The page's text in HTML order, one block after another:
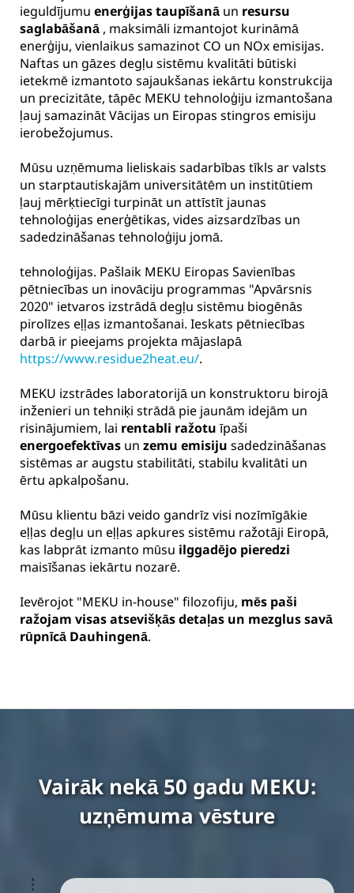
ieguldījumu enerģijas taupīšanā un resursu
saglabāšanā , maksimāli izmantojot kurināmā
enerģiju, vienlaikus samazinot CO un NOx emisijas.
Naftas un gāzes degļu sistēmu kvalitāti būtiski
ietekmē izmantoto sajaukšanas iekārtu konstrukcija
un precizitāte, tāpēc MEKU tehnoloģiju izmantošana
ļauj samazināt Vācijas un Eiropas stingros emisiju
ierobežojumus.
Mūsu uzņēmuma lieliskais sadarbības tīkls ar valsts
un starptautiskajām universitātēm un institūtiem
ļauj mērķtiecīgi turpināt un attīstīt jaunas
tehnoloģijas enerģētikas, vides aizsardzības un
sadedzināšanas tehnoloģiju jomā.
tehnoloģijas. Pašlaik MEKU Eiropas Savienības
pētniecības un inovāciju programmas "Apvārsnis
2020" ietvaros izstrādā degļu sistēmu biogēnās
pirolīzes eļļas izmantošanai. Ieskats pētniecības
darbā ir pieejams projekta mājaslapā
https://www.residue2heat.eu/.
MEKU izstrādes laboratorijā un konstruktoru birojā
inženieri un tehniķi strādā pie jaunām idejām un
risinājumiem, lai rentabli ražotu īpaši
energoefektīvas un zemu emisiju sadedzināšanas
sistēmas ar augstu stabilitāti, stabilu kvalitāti un
ērtu apkalpošanu.
Mūsu klientu bāzi veido gandrīz visi nozīmīgākie
eļļas degļu un eļļas apkures sistēmu ražotāji Eiropā,
kas labprāt izmanto mūsu ilggadējo pieredzi
maisīšanas iekārtu nozarē.
Ievērojot "MEKU in-house" filozofiju, mēs paši
ražojam visas atsevišķās detaļas un mezglus savā
rūpnīcā Dauhingenā.
Vairāk nekā 50 gadu MEKU:
uzņēmuma vēsture